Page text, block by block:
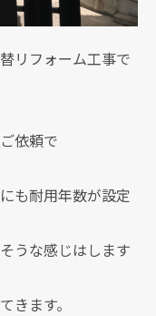
リフォーム工事で
依頼で
も耐用年数が設定
うな感じはします
きます。